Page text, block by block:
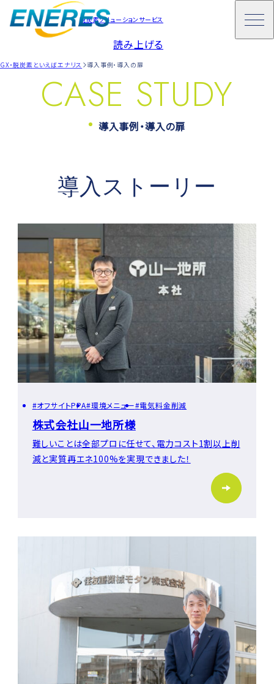
読み上げる
脱炭素ソリューションサービス
GX・脱炭素といえばエナリス 導入事例・導入の扉
CASE STUDY
導入事例・導入の扉
導入ストーリー
オフサイトPPA 環境メニュー 電気料金削減
株式会社山一地所様
難しいことは全部プロに任せて、電力コスト1割以上削
減と実質再エネ100%を実現できました！